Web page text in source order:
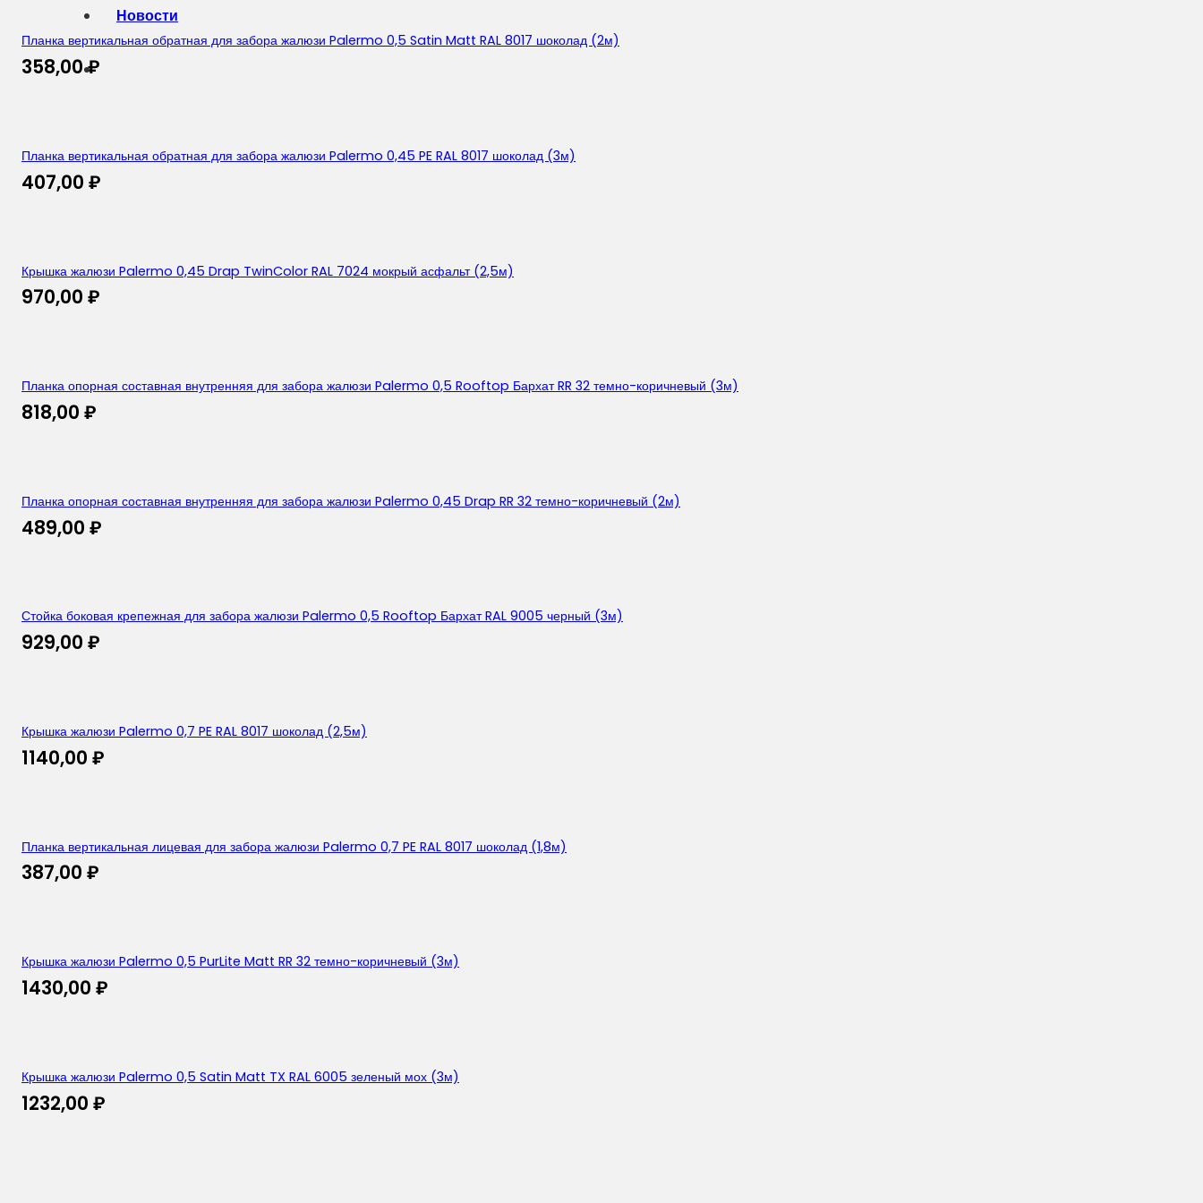
Новости
Планка вертикальная обратная для забора жалюзи Palermo 0,5 Satin Matt RAL 8017 шоколад (2м)
358,00₽
Планка вертикальная обратная для забора жалюзи Palermo 0,45 PE RAL 8017 шоколад (3м)
407,00 ₽
Крышка жалюзи Palermo 0,45 Drap TwinColor RAL 7024 мокрый асфальт (2,5м)
970,00 ₽
Планка опорная составная внутренняя для забора жалюзи Palermo 0,5 Rooftop Бархат RR 32 темно-коричневый (3м)
818,00 ₽
Планка опорная составная внутренняя для забора жалюзи Palermo 0,45 Drap RR 32 темно-коричневый (2м)
489,00 ₽
Стойка боковая крепежная для забора жалюзи Palermo 0,5 Rooftop Бархат RAL 9005 черный (3м)
929,00 ₽
Крышка жалюзи Palermo 0,7 PE RAL 8017 шоколад (2,5м)
1140,00 ₽
Планка вертикальная лицевая для забора жалюзи Palermo 0,7 PE RAL 8017 шоколад (1,8м)
387,00 ₽
Крышка жалюзи Palermo 0,5 PurLite Matt RR 32 темно-коричневый (3м)
1430,00 ₽
Крышка жалюзи Palermo 0,5 Satin Matt TX RAL 6005 зеленый мох (3м)
1232,00 ₽